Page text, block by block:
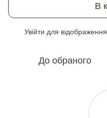
В
Увійти для
До обраного